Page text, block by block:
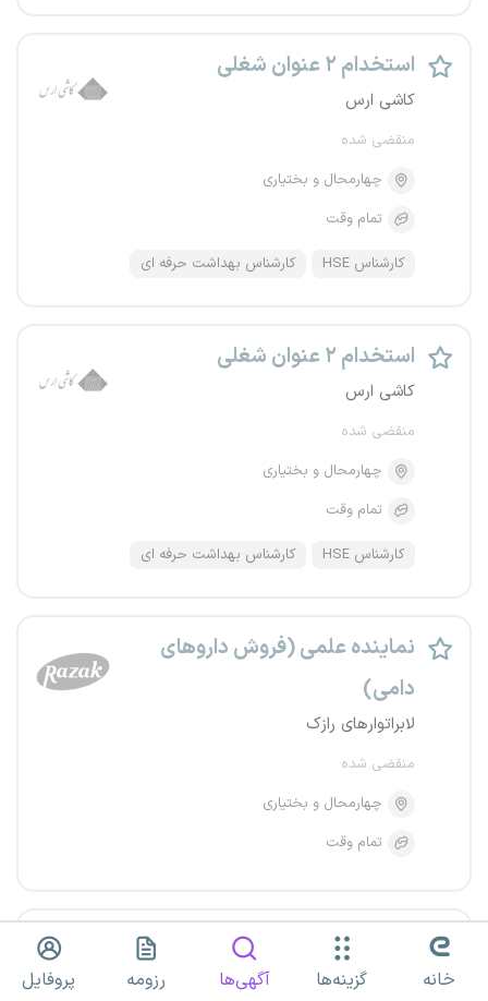
استخدام ۲ عنوان شغلی
کاشی ارس
منقضی شده
چهارمحال و بختیاری
تمام وقت
کارشناس HSE کارشناس بهداشت حرفه ای
استخدام ۲ عنوان شغلی
کاشی ارس
منقضی شده
چهارمحال و بختیاری
تمام وقت
کارشناس HSE کارشناس بهداشت حرفه ای
نماینده علمی (فروش داروهای
دامی)
لابراتوارهای رازک
منقضی شده
چهارمحال و بختیاری
تمام وقت
نماینده فروش (فارمارپ)
توسعه وشه خاورمیانه خانه گزینه‌ها آگهی‌ها رزومه پروفایل